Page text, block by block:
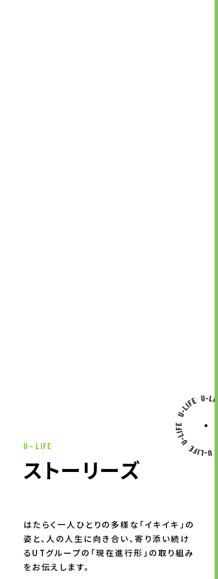
U - LIFE
ス トー リーズ
はたらく一人ひとりの多様な「イキイキ」の
姿と、人の人生に向き合い、寄り添い続け
るUTグループの「現在進行形」の取り組み
をお伝えします。